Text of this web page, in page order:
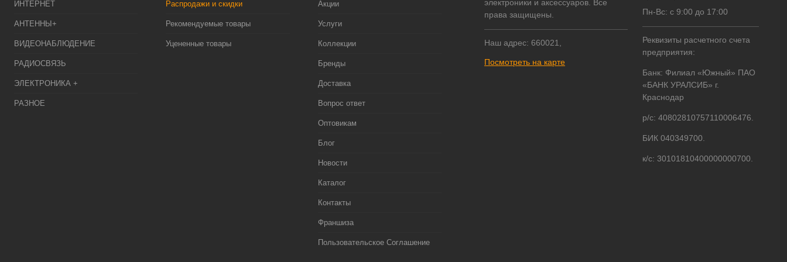
ИНТЕРНЕТ
АНТЕННЫ+
ВИДЕОНАБЛЮДЕНИЕ
РАДИОСВЯЗЬ
ЭЛЕКТРОНИКА +
РАЗНОЕ
Распродажи и скидки
Рекомендуемые товары
Уцененные товары
Акции
Услуги
Коллекции
Бренды
Доставка
Вопрос ответ
Оптовикам
Блог
Новости
Каталог
Контакты
Франшиза
Пользовательское Соглашение
электроники и аксессуаров. Все
права защищены.
Наш адрес: 660021,
Посмотреть на карте
Пн-Вс: с 9:00 до 17:00
Реквизиты расчетного счета
предприятия:
Банк: Филиал «Южный» ПАО
«БАНК УРАЛСИБ» г.
Краснодар
р/с: 40802810757110006476.
БИК 040349700.
к/с: 30101810400000000700.